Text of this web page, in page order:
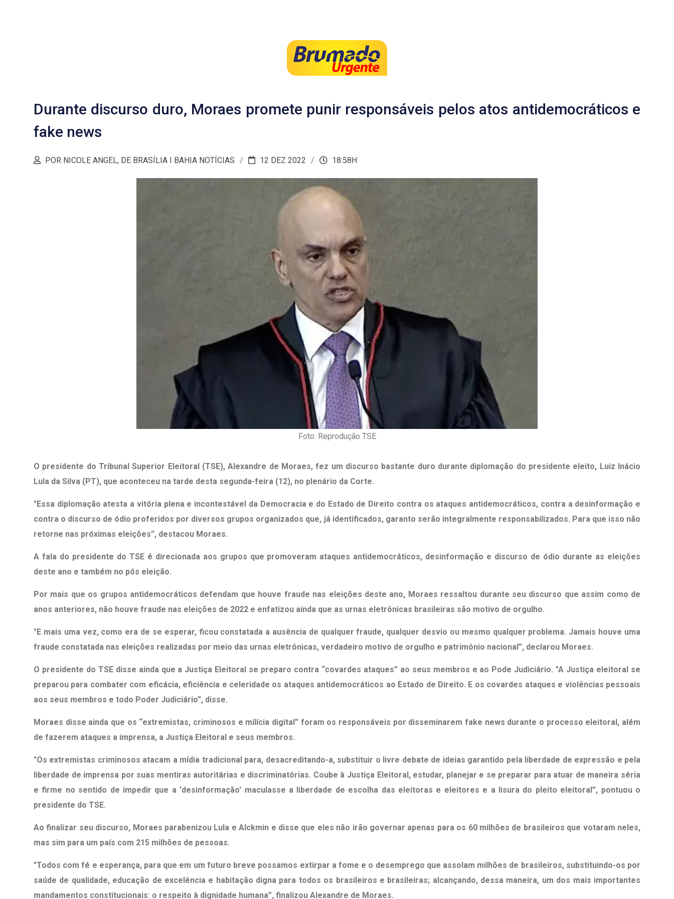
Durante discurso duro, Moraes promete punir responsáveis pelos atos antidemocráticos e
fake news
POR NICOLE ANGEL, DE BRASÍLIA I BAHIA NOTÍCIAS 12 DEZ 2022 18:58H
Foto: Reprodução TSE
O presidente do Tribunal Superior Eleitoral (TSE), Alexandre de Moraes, fez um discurso bastante duro durante diplomação do presidente eleito, Luiz Inácio
Lula da Silva (PT), que aconteceu na tarde desta segunda-feira (12), no plenário da Corte.
"Essa diplomação atesta a vitória plena e incontestável da Democracia e do Estado de Direito contra os ataques antidemocráticos, contra a desinformação e
contra o discurso de ódio proferidos por diversos grupos organizados que, já identificados, garanto serão integralmente responsabilizados. Para que isso não
retorne nas próximas eleições”, destacou Moraes.
A fala do presidente do TSE é direcionada aos grupos que promoveram ataques antidemocráticos, desinformação e discurso de ódio durante as eleições
deste ano e também no pós eleição.
Por mais que os grupos antidemocráticos defendam que houve fraude nas eleições deste ano, Moraes ressaltou durante seu discurso que assim como de
anos anteriores, não houve fraude nas eleições de 2022 e enfatizou ainda que as urnas eletrônicas brasileiras são motivo de orgulho.
"E mais uma vez, como era de se esperar, ficou constatada a ausência de qualquer fraude, qualquer desvio ou mesmo qualquer problema. Jamais houve uma
fraude constatada nas eleições realizadas por meio das urnas eletrônicas, verdadeiro motivo de orgulho e patrimônio nacional”, declarou Moraes.
O presidente do TSE disse ainda que a Justiça Eleitoral se preparo contra “covardes ataques” ao seus membros e ao Pode Judiciário. "A Justiça eleitoral se
preparou para combater com eficácia, eficiência e celeridade os ataques antidemocráticos ao Estado de Direito. E os covardes ataques e violências pessoais
aos seus membros e todo Poder Judiciário”, disse.
Moraes disse ainda que os “extremistas, criminosos e milícia digital” foram os responsáveis por disseminarem fake news durante o processo eleitoral, além
de fazerem ataques a imprensa, a Justiça Eleitoral e seus membros.
"Os extremistas criminosos atacam a mídia tradicional para, desacreditando-a, substituir o livre debate de ideias garantido pela liberdade de expressão e pela
liberdade de imprensa por suas mentiras autoritárias e discriminatórias. Coube à Justiça Eleitoral, estudar, planejar e se preparar para atuar de maneira séria
e firme no sentido de impedir que a 'desinformação' maculasse a liberdade de escolha das eleitoras e eleitores e a lisura do pleito eleitoral”, pontuou o
presidente do TSE.
Ao finalizar seu discurso, Moraes parabenizou Lula e Alckmin e disse que eles não irão governar apenas para os 60 milhões de brasileiros que votaram neles,
mas sim para um país com 215 milhões de pessoas.
"Todos com fé e esperança, para que em um futuro breve possamos extirpar a fome e o desemprego que assolam milhões de brasileiros, substituindo-os por
saúde de qualidade, educação de excelência e habitação digna para todos os brasileiros e brasileiras; alcançando, dessa maneira, um dos mais importantes
mandamentos constitucionais: o respeito à dignidade humana”, finalizou Alexandre de Moraes.